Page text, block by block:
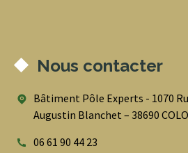
Nous contacter
Bâtiment Pôle Experts - 1070
Augustin Blanchet – 38690
06 61 90 44 23